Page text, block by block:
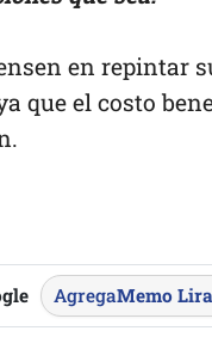
en repintar
que el costo
AgregaMemo Lira